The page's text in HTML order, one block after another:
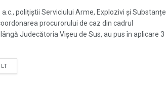
a.c., polițiștii Serviciului Arme, Explozivi și Substanțe
procurorului de caz din cadrul
Judecătoria Vișeu de Sus, au pus în aplicare 3